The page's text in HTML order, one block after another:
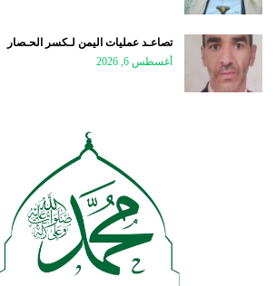
تصاعـد عمليات اليمن لـكسر الحـصار
أغسطس 6, 2026